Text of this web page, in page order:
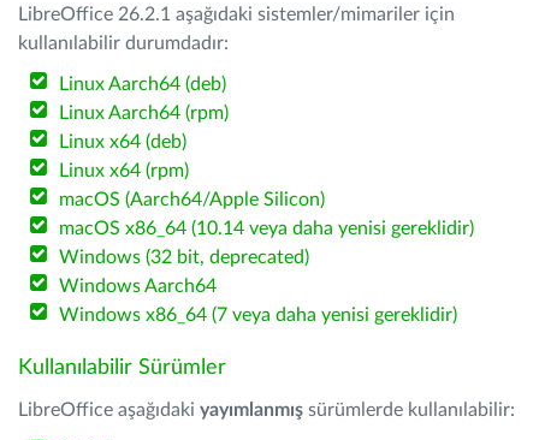
LibreOffice 26.2.1 aşağıdaki sistemler/mimariler için
kullanılabilir durumdadır:
Linux Aarch64 (deb)
Linux Aarch64 (rpm)
Linux x64 (deb)
Linux x64 (rpm)
macOS (Aarch64/Apple Silicon)
macOS x86_64 (10.14 veya daha yenisi gereklidir)
Windows (32 bit, deprecated)
Windows Aarch64
Windows x86_64 (7 veya daha yenisi gereklidir)
Kullanılabilir Sürümler
LibreOffice aşağıdaki yayımlanmış sürümlerde kullanılabilir: